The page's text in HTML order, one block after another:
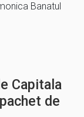
Banatul
Capitala
de